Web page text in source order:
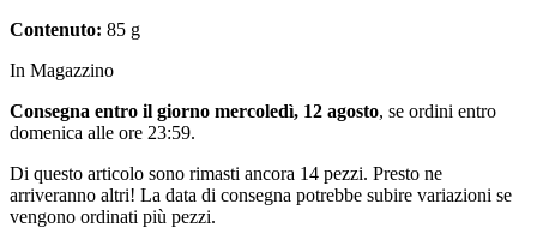
Contenuto: 85 g
In Magazzino
Consegna entro il giorno mercoledì, 12 agosto, se ordini entro
domenica alle ore 23:59.
Di questo articolo sono rimasti ancora 14 pezzi. Presto ne
arriveranno altri! La data di consegna potrebbe subire variazioni se
vengono ordinati più pezzi.